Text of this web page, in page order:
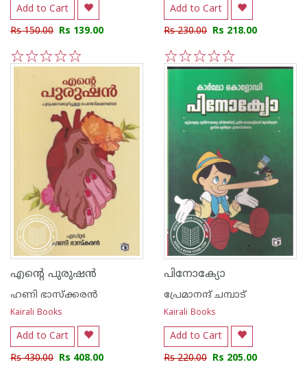
Add to Cart
Rs 150.00 Rs 139.00
5
4
3
2
1
Add to Cart
Rs 230.00 Rs 218.00
5
4
3
2
1
എന്റെ പുരുഷന്‍
ഹണി ഭാസ്ക്കരന്‍
Kairali Books
Add to Cart
Rs 430.00 Rs 408.00
പിനോക്യോ
പ്രേമാനന്ദ് ചമ്പാട്
Kairali Books
Add to Cart
Rs 220.00 Rs 205.00